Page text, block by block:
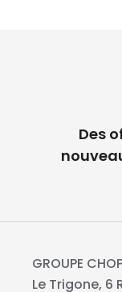
Des
GROUPE
Le Trigone, 6